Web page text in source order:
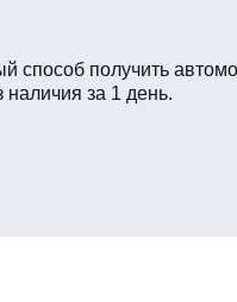
получить
за 1 день.